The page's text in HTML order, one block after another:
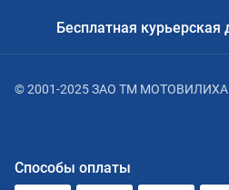
Бесплатная курьерская
© 2001-2025 ЗАО ТМ МОТОВИЛИХА
Способы оплаты